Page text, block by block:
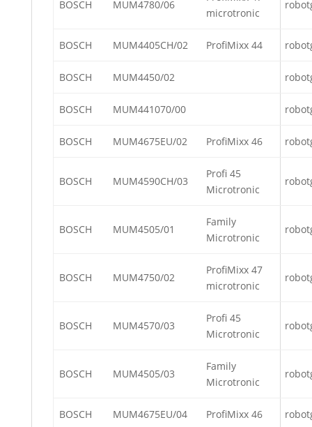
BOSCH MUM4780/06
microtronic
BOSCH MUM4405CH/02 ProfiMixx 44
BOSCH MUM4450/02
BOSCH MUM441070/00
BOSCH MUM4675EU/02 ProfiMixx 46
BOSCH MUM4590CH/03
Profi 45
Microtronic
BOSCH MUM4505/01
Family
Microtronic
BOSCH MUM4750/02
ProfiMixx 47
microtronic
BOSCH MUM4570/03
Profi 45
Microtronic
BOSCH MUM4505/03
Family
Microtronic
BOSCH MUM4675EU/04 ProfiMixx 46